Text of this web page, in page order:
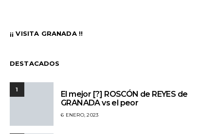
¡¡ VISITA GRANADA !!
DESTACADOS
1
El mejor [?] ROSCÓN de REYES de
GRANADA vs el peor
6 ENERO, 2023